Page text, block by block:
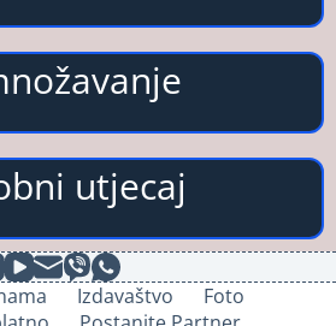
utjecaj
Izdavaštvo
Foto